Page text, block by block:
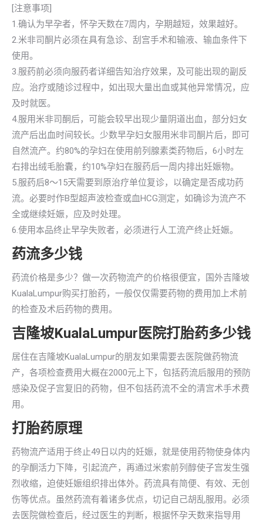
[注意事项]
1.确认为早孕者，怀孕天数在7周内，孕期越短，效果越好。
2.米非司酮片必须在具有急诊、刮宫手术和输液、输血条件下
使用。
3.服药前必须向服药者详细告知治疗效果，及可能出现的副反
应。治疗或随诊过程中，如出现大量出血或其他异常情况，应
及时就医。
4.服用米非司酮后，可能会较早出现少量阴道出血，部分妇女
流产后出血时间较长。少数早孕妇女服用米非司酮片后，即可
自然流产。约80%的孕妇在使用前列腺素类药物后，6小时左
右排出绒毛胎囊，约10%孕妇在服药后一周内排出妊娠物。
5.服药后8～15天需要到原治疗单位复诊，以确定是否成功药
流。必要时作B型超声波检查或血HCG测定，如确诊为流产不
全或继续妊娠，应及时处理。
6.使用本品终止早孕失败者，必须进行人工流产终止妊娠。
药流多少钱
药流价格是多少？做一次药物流产的价格很便宜，国外吉隆坡
KualaLumpur购买打胎药，一般仅仅需要药物的费用加上术前
的检查及术后药物的费用。
吉隆坡KualaLumpur医院打胎药多少钱
居住在吉隆坡KualaLumpur的朋友如果需要去医院做药物流
产，各项检查费用大概在2000元上下，包括药流后服用的预防
感染及促子宫复旧的药物，但不包括药流不全的清宫术手术费
用。
打胎药原理
药物流产适用于终止49日以内的妊娠，就是使用药物使身体内
的孕酮活力下降，引起流产，再通过米索前列醇使子宫发生强
烈收缩，迫使妊娠组织排出体外。药流具有简便、有效、无创
伤等优点。虽然药流有着诸多优点，切记自己胡乱服用。必须
去医院做检查后，经过医生的判断，根据怀孕天数来指导用